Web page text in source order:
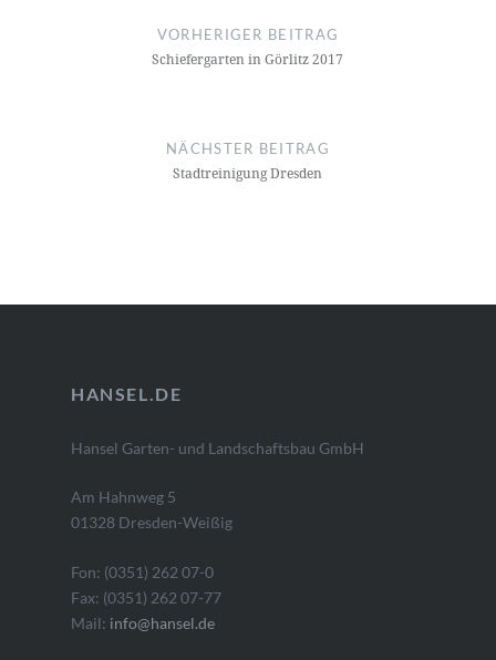
VORHERIGER BEITRAG
Schiefergarten in Görlitz 2017
NÄCHSTER BEITRAG
Stadtreinigung Dresden
HANSEL.DE
Hansel Garten- und Landschaftsbau GmbH
Am Hahnweg 5
01328 Dresden-Weißig
Fon: (0351) 262 07-0
Fax: (0351) 262 07-77
Mail: info@hansel.de